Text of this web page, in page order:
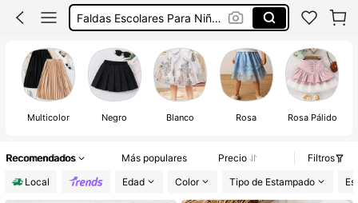
Faldas Escolares Para Niñas
Faldas Para Niñas
Uniforme Escolar Niña
Multicolor Negro Blanco Rosa Rosa Pálido
Recomendados Más populares Precio
Filtros
Local
Edad Color Tipo de Estampado